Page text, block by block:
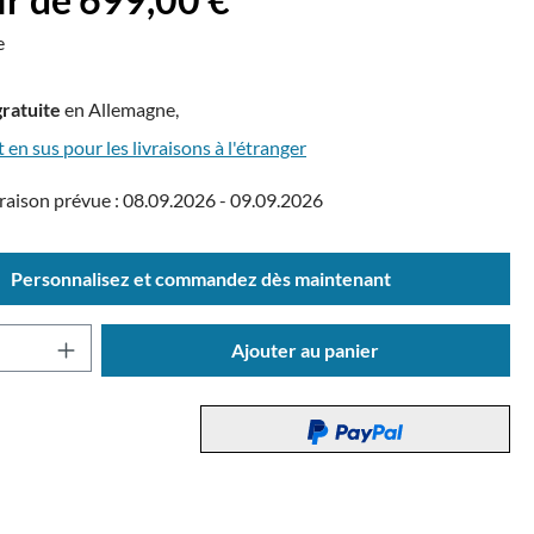
en Allemagne,
en sus pour les livraisons à l'étranger
prévue : 08.09.2026 - 09.09.2026
Personnalisez et commandez dès maintenant
de produit : Entrez la quantité souhaitée
Ajouter au panier